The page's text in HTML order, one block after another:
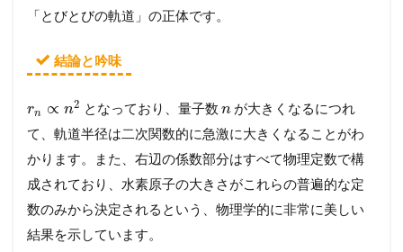
「とびとびの軌道」の正体です。
結論と吟味
rn ∝ n2 となっており、量子数 n が大きくなるにつれ
て、軌道半径は二次関数的に急激に大きくなることがわ
かります。また、右辺の係数部分はすべて物理定数で構
成されており、水素原子の大きさがこれらの普遍的な定
数のみから決定されるという、物理学的に非常に美しい
結果を示しています。